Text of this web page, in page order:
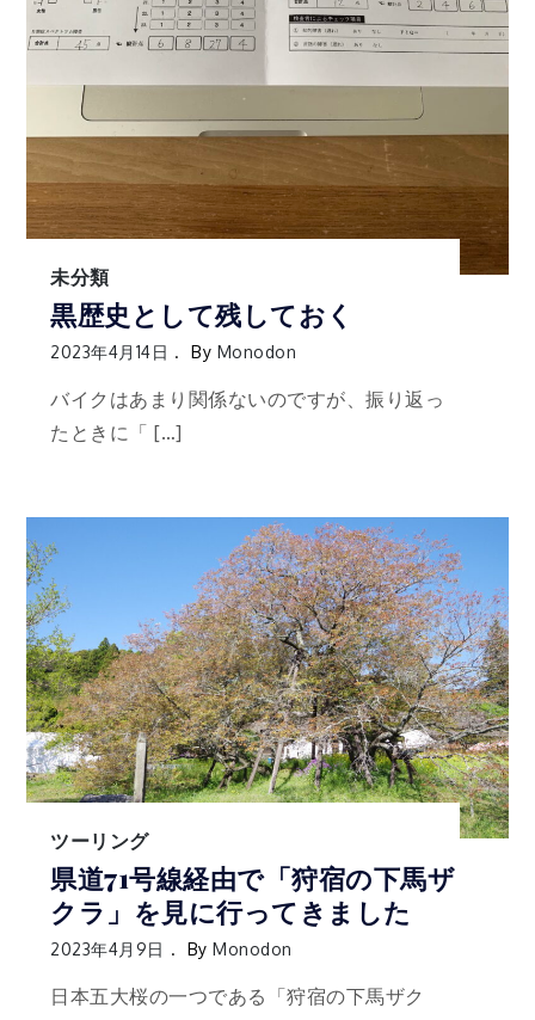
未分類
黒歴史として残しておく
2023年4月14日 By Monodon
バイクはあまり関係ないのですが、振り返っ
たときに「 […]
ツーリング
県道71号線経由で「狩宿の下馬ザ
クラ」を見に行ってきました
2023年4月9日 ByMonodon
日本五大桜の一つである「狩宿の下馬ザク